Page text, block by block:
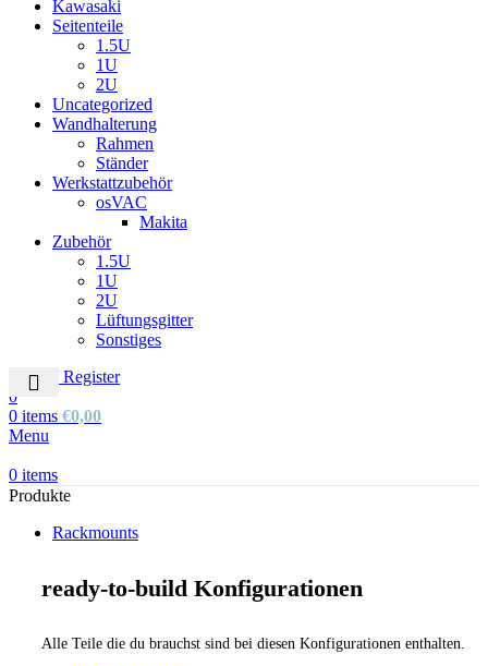
Kawasaki
Seitenteile
1.5U
1U
2U
Uncategorized
Wandhalterung
Rahmen
Ständer
Werkstattzubehör
osVAC
Makita
Zubehör
1.5U
1U
2U
Lüftungsgitter
Sonstiges
Login / Register
0
0 items €0,00
Menu
0 items
Produkte
Rackmounts
ready-to-build Konfigurationen
Alle Teile die du brauchst sind bei diesen Konfigurationen enthalten.